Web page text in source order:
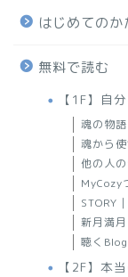
はじめてのか
無料で読む
【1F】自
魂の物
魂から
他の人
MyCozy
STORY
新月満
聴くBlog
【2F】本